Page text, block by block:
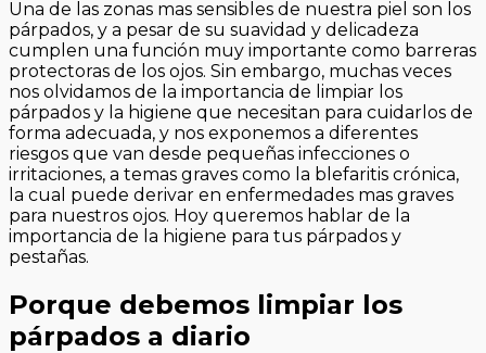
Una de las zonas mas sensibles de nuestra piel son los
párpados, y a pesar de su suavidad y delicadeza
cumplen una función muy importante como barreras
protectoras de los ojos. Sin embargo, muchas veces
nos olvidamos de la importancia de limpiar los
párpados y la higiene que necesitan para cuidarlos de
forma adecuada, y nos exponemos a diferentes
riesgos que van desde pequeñas infecciones o
irritaciones, a temas graves como la blefaritis crónica,
la cual puede derivar en enfermedades mas graves
para nuestros ojos. Hoy queremos hablar de la
importancia de la higiene para tus párpados y
pestañas.
Porque debemos limpiar los
párpados a diario